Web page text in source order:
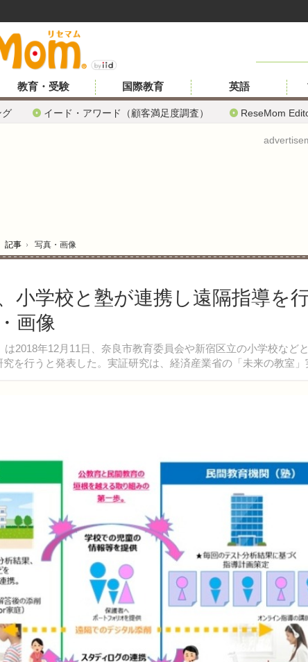
グ イード・アワード（顧客満足度調査） ReseMom
教育・受験 国際教育 英語
記事 › 写真・画像
小学校と塾が連携し遠隔指導を
画像
2018年12月11日、奈良市教育委員会や新宿区立の小学校など
を行うと発表した。実証研究は、経済産業省の「未来の教室」